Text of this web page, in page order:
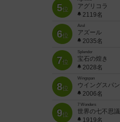
5位
アグリコラ
2119名
6位
Azul
アズール
2035名
7位
Splendor
宝石の煌き
2028名
8位
Wingspan
ウイングスパン
2006名
9位
7 Wonders
世界の七不思議
1919名